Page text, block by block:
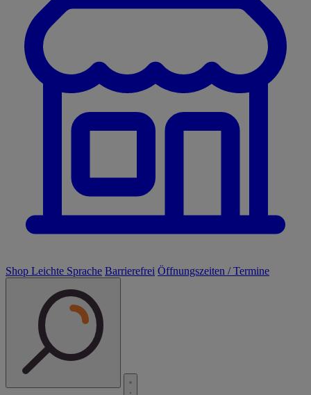
Shop Leichte Sprache Barrierefrei Öffnungszeiten / Termine